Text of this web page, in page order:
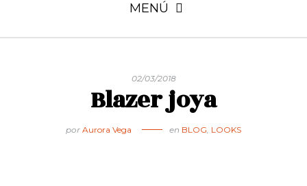
MENÚ
02/03/2018
Blazer joya
por Aurora Vega en BLOG, LOOKS